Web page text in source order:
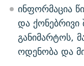
ინფორმაცია
და ქონებრივი
განიმარტოს,
ოდენობა და